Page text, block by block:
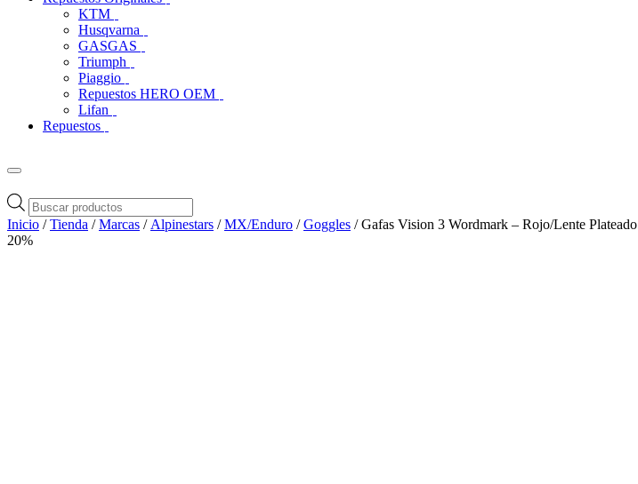
KTM
Husqvarna
GASGAS
Triumph
Piaggio
Repuestos HERO OEM
Lifan
Repuestos
Búsqueda
de
productos
Inicio /Tienda /Marcas / Alpinestars /MX/Enduro /Goggles / Gafas Vision 3 Wordmark – Rojo/Lente Plateado
20%